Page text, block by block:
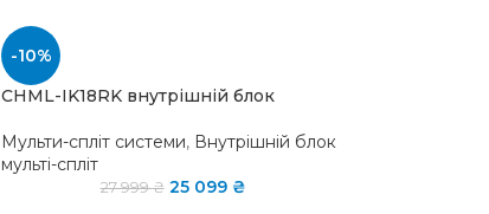
-10%
CHML-IK18RK внутрішній блок
Мульти-спліт системи, Внутрішній блок
мульті-спліт
27 999₴ 25 099 ₴